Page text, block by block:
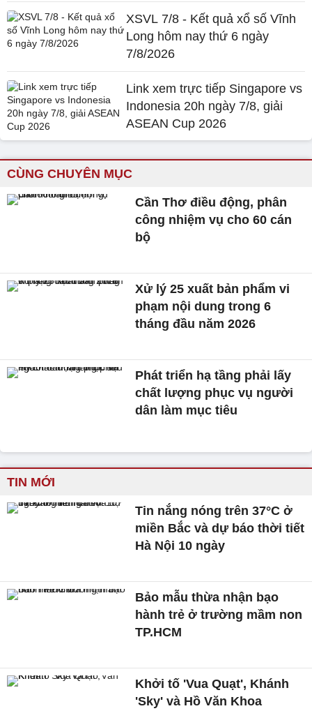
XSVL 7/8 - Kết quả xổ số Vĩnh
Long hôm nay thứ 6 ngày
7/8/2026
Link xem trực tiếp Singapore vs
Indonesia 20h ngày 7/8, giải
ASEAN Cup 2026
CÙNG CHUYÊN MỤC
Cần Thơ điều động, phân
công nhiệm vụ cho 60 cán
bộ
Xử lý 25 xuất bản phẩm vi
phạm nội dung trong 6
tháng đầu năm 2026
Phát triển hạ tầng phải lấy
chất lượng phục vụ người
dân làm mục tiêu
TIN MỚI
Tin nắng nóng trên 37°C ở
miền Bắc và dự báo thời tiết
Hà Nội 10 ngày
Bảo mẫu thừa nhận bạo
hành trẻ ở trường mầm non
TP.HCM
Khởi tố 'Vua Quạt', Khánh
'Sky' và Hồ Văn Khoa